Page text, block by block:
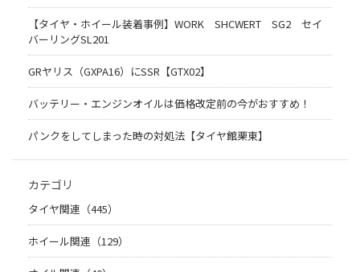
【タイヤ・ホイール装着事例】WORK SHCWERT SG2 セイ
バーリングSL201
GRヤリス（GXPA16）にSSR【GTX02】
バッテリー・エンジンオイルは価格改定前の今がおすすめ！
パンクをしてしまった時の対処法【タイヤ館栗東】
カテゴリ
タイヤ関連（445）
ホイール関連（129）